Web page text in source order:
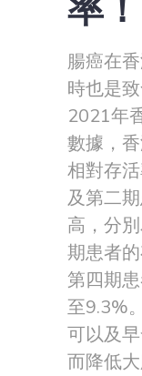
腸癌在
時也是
2021年
數據，
相對存
及第二
高，分
期患者
第四期
至9.3%
可以及
而降低